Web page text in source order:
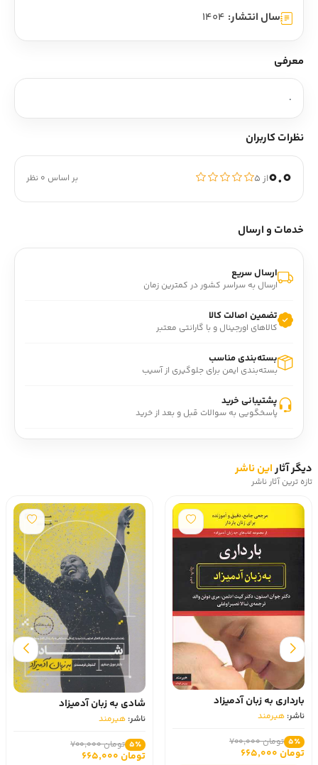
سال انتشار: 1404
معرفی
.
نظرات کاربران
0.0از ۵ بر اساس 0 نظر
خدمات و ارسال
ارسال سریع
ارسال به سراسر کشور در کمترین زمان
تضمین اصالت کالا
کالاهای اورجینال و با گارانتی معتبر
بسته‌بندی مناسب
بسته‌بندی ایمن برای جلوگیری از آسیب
پشتیبانی خرید
پاسخگویی به سوالات قبل و بعد از خرید
دیگر آثاراین ناشر
تازه ترین آثار ناشر
بارداری به زبان آدمیزاد
ناشر: هیرمند
5٪ تومان 700,000
تومان 665,000
شادی به زبان آدمیزاد
ناشر: هیرمند
5٪ تومان 700,000
تومان 665,000